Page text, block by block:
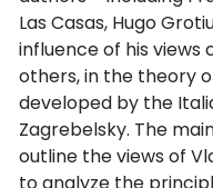
Las Casas, Hugo
influence of his views
others, in the theory
developed by the
Zagrebelsky. The
outline the views of